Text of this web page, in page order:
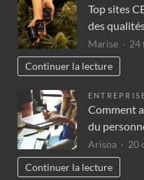
Top sites
des
Marise
24
Continuer la lecture
Comment
du
Arisoa
20
Continuer la lecture